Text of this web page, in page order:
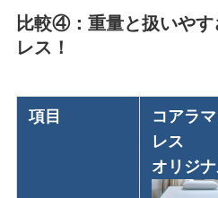
比較④：重量と扱いやす
レス！
項目
コアラ
レス
オリジ